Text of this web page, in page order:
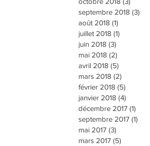
septembre 2018 (3)
août 2018 (1)
juillet 2018 (1)
juin 2018 (3)
mai 2018 (2)
avril 2018 (5)
mars 2018 (2)
février 2018 (5)
janvier 2018 (4)
décembre 2017 (1)
septembre 2017 (1)
mai 2017 (3)
mars 2017 (5)